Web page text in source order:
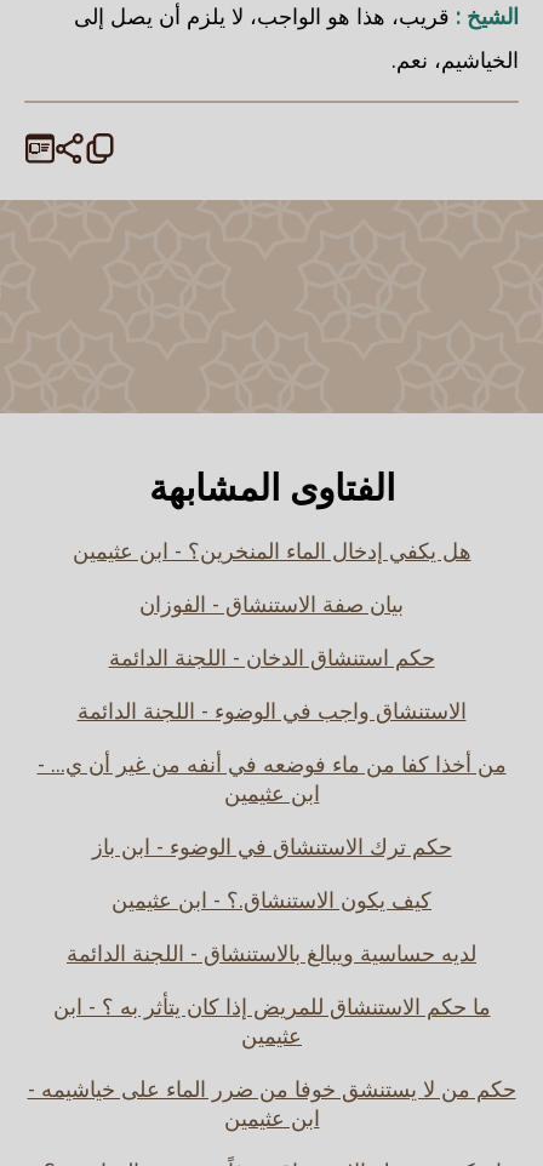
الشيخ : قريب، هذا هو الواجب، لا يلزم أن يصل إلى
الخياشيم، نعم.
الفتاوى المشابهة
هل يكفي إدخال الماء المنخرين؟ - ابن عثيمين
بيان صفة الاستنشاق - الفوزان
حكم استنشاق الدخان - اللجنة الدائمة
الاستنشاق واجب في الوضوء - اللجنة الدائمة
من أخذا كفا من ماء فوضعه في أنفه من غير أن ي... -
ابن عثيمين
حكم ترك الاستنشاق في الوضوء - ابن باز
كيف يكون الاستنشاق.؟ - ابن عثيمين
لديه حساسية ويبالغ بالاستنشاق - اللجنة الدائمة
ما حكم الاستنشاق للمريض إذا كان يتأثر به ؟ - ابن
عثيمين
حكم من لا يستنشق خوفا من ضرر الماء على خياشيمه -
ابن عثيمين